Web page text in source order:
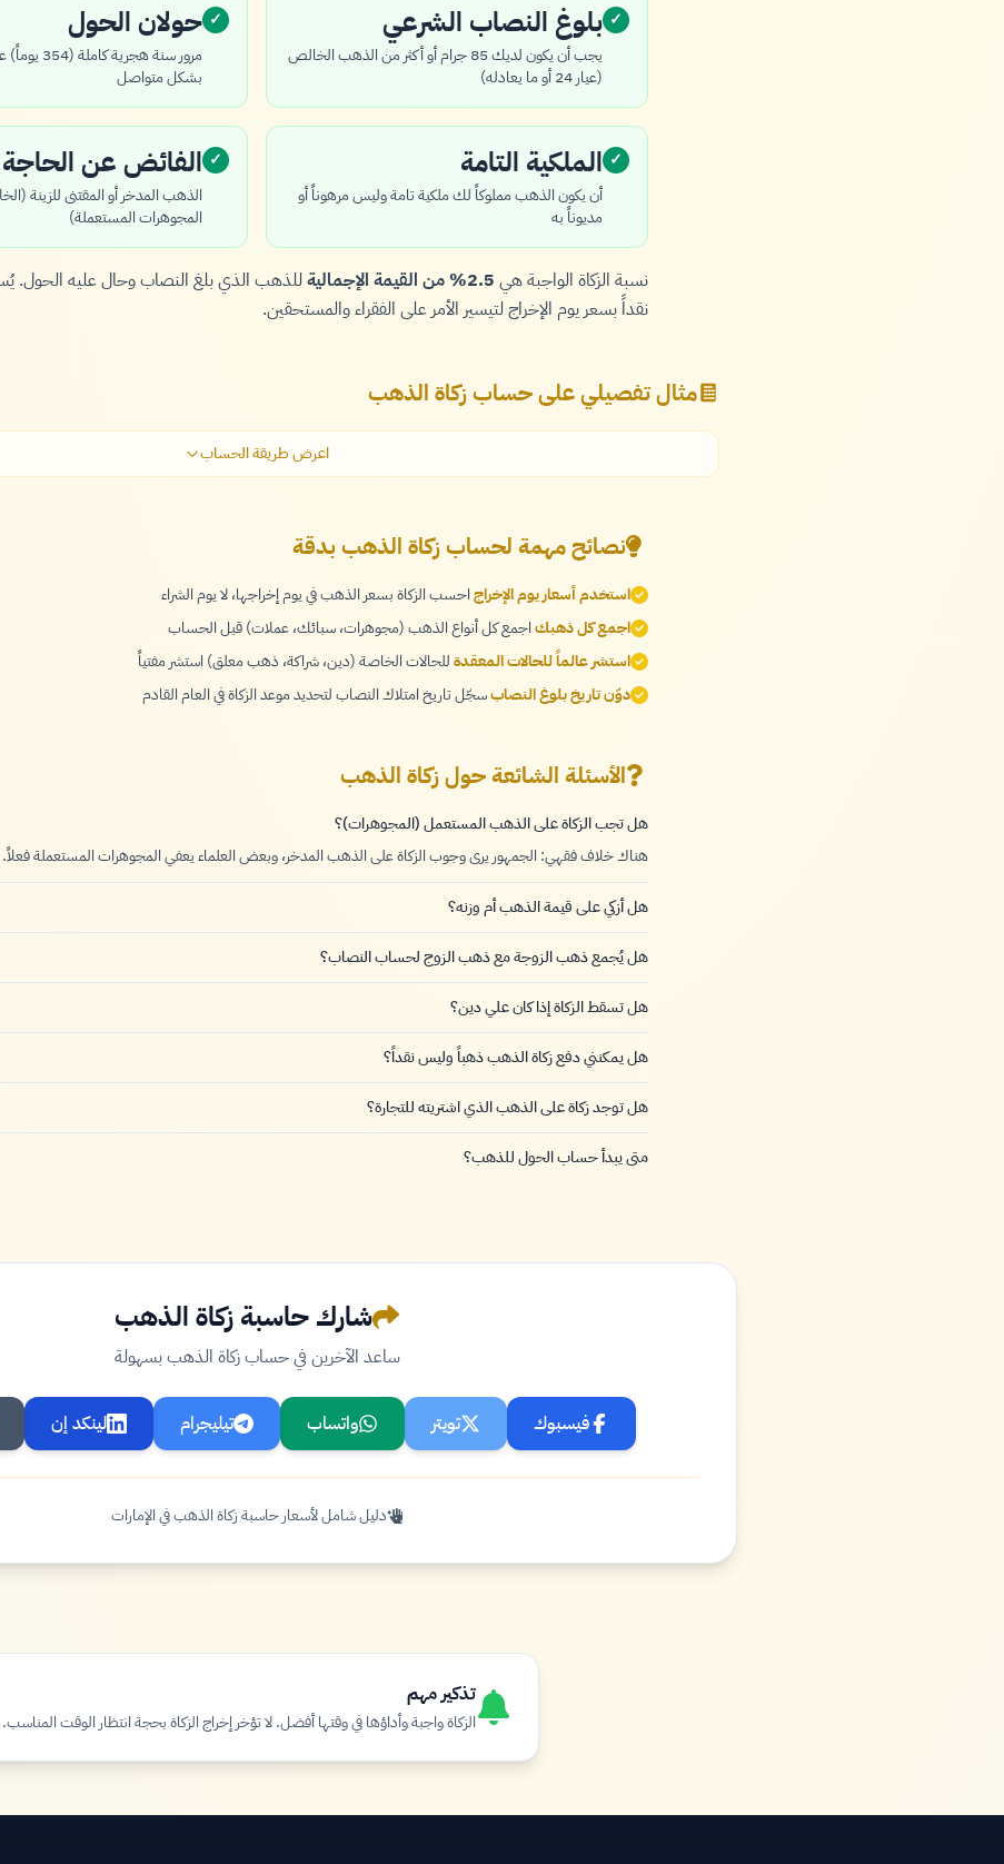
✓ بلوغ النصاب الشرعي
يجب أن يكون لديك 85 جرام أو أكثر من الذهب الخالص
(عيار 24 أو ما يعادله)
✓ حولان الحول
مرور سنة
بشكل متواصل
✓ الملكية التامة
أن يكون الذهب مملوكاً لك ملكية تامة وليس مرهوناً أو
مديوناً به
✓ الفائض عن الحاجة
الذهب المدخر أو المقتنى للزينة
المجوهرات المستعملة)
نسبة الزكاة الواجبة هي 2.5% من القيمة الإجمالية
للذهب الذي بلغ النصاب وحال عليه الحول.
نقداً بسعر يوم الإخراج لتيسير الأمر على الفقراء والمستحقين.
مثال تفصيلي على حساب زكاة الذهب
اعرض طريقة الحساب
نصائح مهمة لحساب زكاة الذهب بدقة
استخدم أسعار يوم الإخراجاحسب الزكاة بسعر الذهب في يوم إخراجها، لا يوم الشراء
اجمع كل ذهبكاجمع كل أنواع الذهب (مجوهرات، سبائك، عملات) قبل الحساب
استشر عالماً للحالات المعقدةللحالات الخاصة (دين، شراكة، ذهب معلق) استشر مفتياً
دوّن تاريخ بلوغ النصابسجّل تاريخ امتلاك النصاب لتحديد موعد الزكاة في العام القادم
الأسئلة الشائعة حول زكاة الذهب
هل تجب الزكاة على الذهب المستعمل (المجوهرات)؟
هناك خلاف فقهي: الجمهور يرى وجوب الزكاة على الذهب المدخر، وبعض العلماء يعفي المجوهرات المستعملة فعلاً.
هل أزكي على قيمة الذهب أم وزنه؟
هل يُجمع ذهب الزوجة مع ذهب الزوج لحساب النصاب؟
هل تسقط الزكاة إذا كان علي دين؟
هل يمكنني دفع زكاة الذهب ذهباً وليس نقداً؟
هل توجد زكاة على الذهب الذي اشتريته للتجارة؟
متى يبدأ حساب الحول للذهب؟
شارك حاسبة زكاة الذهب
ساعد الآخرين في حساب زكاة الذهب بسهولة
فيسبوك تويتر واتساب تيليجرام لينكد إن
دليل شامل لأسعار حاسبة زكاة الذهب في الإمارات
تذكير مهم
الزكاة واجبة وأداؤها في وقتها أفضل. لا تؤخر إخراج الزكاة بحجة انتظار الوقت المناسب.